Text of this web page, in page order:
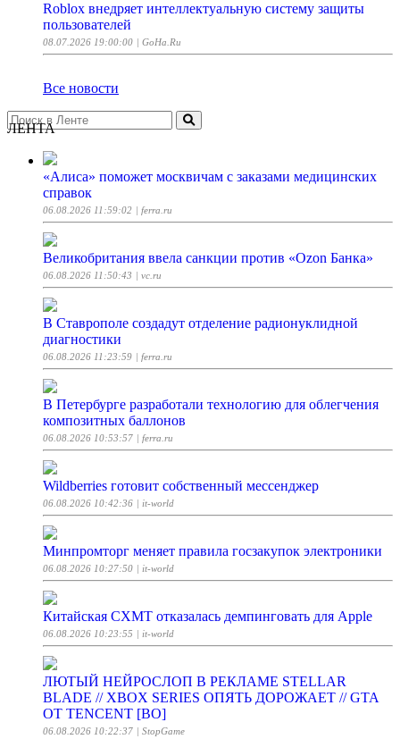
Roblox внедряет интеллектуальную систему защиты
пользователей
08.07.2026 19:00:00 | GoHa.Ru
Все новости
ЛЕНТА
«Алиса» поможет москвичам с заказами медицинских
справок
06.08.2026 11:59:02 | ferra.ru
Великобритания ввела санкции против «Ozon Банка»
06.08.2026 11:50:43 | vc.ru
В Ставрополе создадут отделение радионуклидной
диагностики
06.08.2026 11:23:59 | ferra.ru
В Петербурге разработали технологию для облегчения
композитных баллонов
06.08.2026 10:53:57 | ferra.ru
Wildberries готовит собственный мессенджер
06.08.2026 10:42:36 | it-world
Минпромторг меняет правила госзакупок электроники
06.08.2026 10:27:50 | it-world
Китайская CXMT отказалась демпинговать для Apple
06.08.2026 10:23:55 | it-world
ЛЮТЫЙ НЕЙРОСЛОП В РЕКЛАМЕ STELLAR
BLADE // XBOX SERIES ОПЯТЬ ДОРОЖАЕТ // GTA
ОТ TENCENT [ВО]
06.08.2026 10:22:37 | StopGame